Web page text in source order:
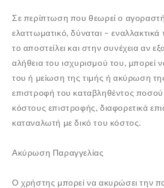
Σε περίπτωση που θεωρεί ο
ελαττωματικό, δύναται –
το αποστείλει και στην συνέχεια αν
αλήθεια του ισχυρισμού του, μπορεί
του ή μείωση της τιμής ή ακύρωση
επιστροφή του καταβληθέντος
κόστους επιστροφής, διαφορετικά
καταναλωτή με δικό του κόστος.
Ακύρωση Παραγγελίας
Ο χρήστης μπορεί να ακυρώσει την